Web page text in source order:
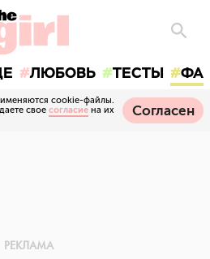
ЛЮБОВЬ ТЕСТЫ
cookie-файлы.
свое согласие на их
Согласен